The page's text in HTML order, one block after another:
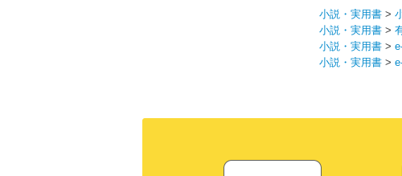
小説・実用書 >
小説・実用書 >
小説・実用書 >
小説・実用書 >